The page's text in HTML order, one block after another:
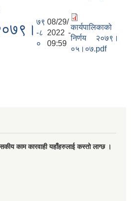
७९
-८
०
08/29/
2022 -
09:59
कार्यपालिकाको
निर्णय २०७९।
०५।०७.pdf
काम कारवाही यहाँहरुलाई कस्तो लाग्छ ।